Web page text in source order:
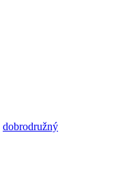
dobrodružný